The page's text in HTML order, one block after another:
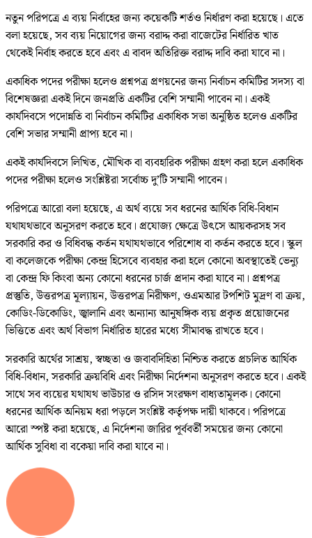
নতুন পরিপত্রে এ ব্যয় নির্বাহের জন্য কয়েকটি শর্তও নির্ধারণ করা হয়েছে। এতে
বলা হয়েছে, সব ব্যয় নিয়োগের জন্য বরাদ্দ করা বাজেটের নির্ধারিত খাত
থেকেই নির্বাহ করতে হবে এবং এ বাবদ অতিরিক্ত বরাদ্দ দাবি করা যাবে না।
একাধিক পদের পরীক্ষা হলেও প্রশ্নপত্র প্রণয়নের জন্য নির্বাচন কমিটির সদস্য বা
বিশেষজ্ঞরা একই দিনে জনপ্রতি একটির বেশি সম্মানী পাবেন না। একই
কার্যদিবসে পদোন্নতি বা নির্বাচন কমিটির একাধিক সভা অনুষ্ঠিত হলেও একটির
বেশি সভার সম্মানী প্রাপ্য হবে না।
একই কার্যদিবসে লিখিত, মৌখিক বা ব্যবহারিক পরীক্ষা গ্রহণ করা হলে একাধিক
পদের পরীক্ষা হলেও সংশ্লিষ্টরা সর্বোচ্চ দু’টি সম্মানী পাবেন।
পরিপত্রে আরো বলা হয়েছে, এ অর্থ ব্যয়ে সব ধরনের আর্থিক বিধি-বিধান
যথাযথভাবে অনুসরণ করতে হবে। প্রযোজ্য ক্ষেত্রে উৎসে আয়করসহ সব
সরকারি কর ও বিধিবদ্ধ কর্তন যথাযথভাবে পরিশোধ বা কর্তন করতে হবে। স্কুল
বা কলেজকে পরীক্ষা কেন্দ্র হিসেবে ব্যবহার করা হলে কোনো অবস্থাতেই ভেন্যু
বা কেন্দ্র ফি কিংবা অন্য কোনো ধরনের চার্জ প্রদান করা যাবে না। প্রশ্নপত্র
প্রস্তুতি, উত্তরপত্র মূল্যায়ন, উত্তরপত্র নিরীক্ষণ, ওএমআর টপশিট মুদ্রণ বা ক্রয়,
কোডিং-ডিকোডিং, জ্বালানি এবং অন্যান্য আনুষঙ্গিক ব্যয় প্রকৃত প্রয়োজনের
ভিত্তিতে এবং অর্থ বিভাগ নির্ধারিত হারের মধ্যে সীমাবদ্ধ রাখতে হবে।
সরকারি অর্থের সাশ্রয়, স্বচ্ছতা ও জবাবদিহিতা নিশ্চিত করতে প্রচলিত আর্থিক
বিধি-বিধান, সরকারি ক্রয়বিধি এবং নিরীক্ষা নির্দেশনা অনুসরণ করতে হবে। একই
সাথে সব ব্যয়ের যথাযথ ভাউচার ও রসিদ সংরক্ষণ বাধ্যতামূলক। কোনো
ধরনের আর্থিক অনিয়ম ধরা পড়লে সংশ্লিষ্ট কর্তৃপক্ষ দায়ী থাকবে। পরিপত্রে
আরো স্পষ্ট করা হয়েছে, এ নির্দেশনা জারির পূর্ববর্তী সময়ের জন্য কোনো
আর্থিক সুবিধা বা বকেয়া দাবি করা যাবে না।